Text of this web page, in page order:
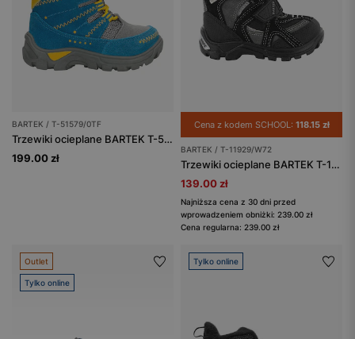
BARTEK / T-51579/0TF
Trzewiki ocieplane BARTEK T-51579/0TF, turkusowo-szary
199.00 zł
Cena z kodem SCHOOL: 118.15 zł
BARTEK / T-11929/W72
Trzewiki ocieplane BARTEK T-11929/W72, czarno-szary
139.00 zł
Najniższa cena z 30 dni przed
wprowadzeniem obniżki: 239.00 zł
Cena regularna: 239.00 zł
Outlet
Tylko online
Tylko online